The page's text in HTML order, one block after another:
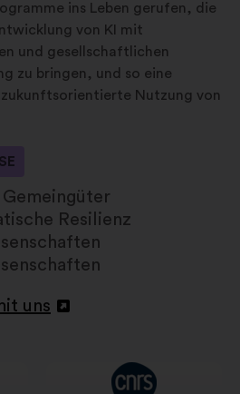
ins Leben gerufen, die
von KI mit
und gesellschaftlichen
zu bringen, und so eine
Nutzung von
Resilienz
uns